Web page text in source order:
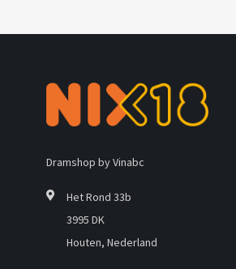
Dramshop by Vinabc
Het Rond 33b
3995 DK
Houten, Nederland